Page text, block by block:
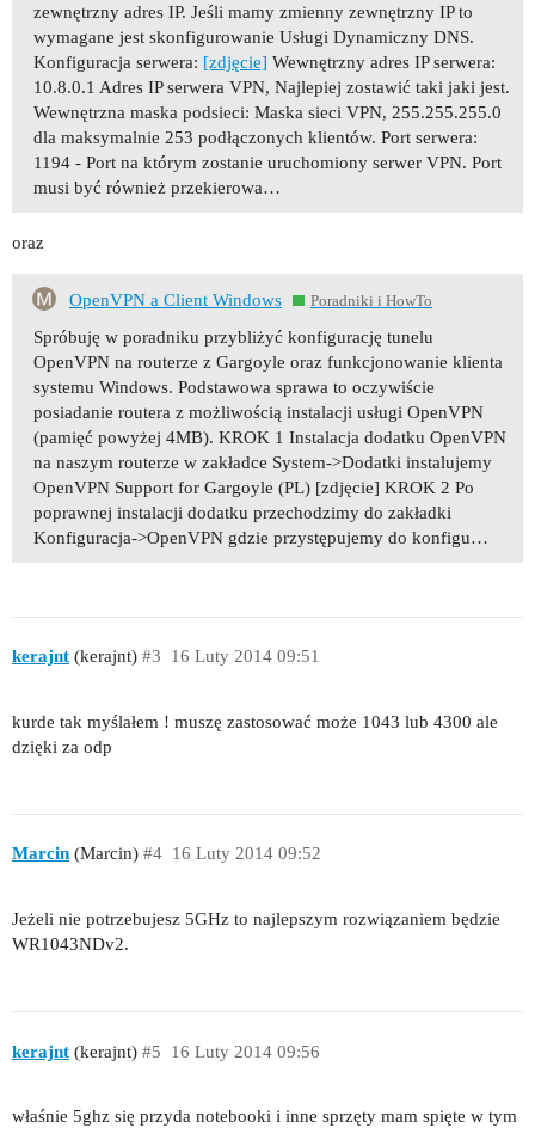
zewnętrzny adres IP. Jeśli mamy zmienny zewnętrzny IP to
wymagane jest skonfigurowanie Usługi Dynamiczny DNS.
Konfiguracja serwera: [zdjęcie] Wewnętrzny adres IP serwera:
10.8.0.1 Adres IP serwera VPN, Najlepiej zostawić taki jaki jest.
Wewnętrzna maska podsieci: Maska sieci VPN, 255.255.255.0
dla maksymalnie 253 podłączonych klientów. Port serwera:
1194 - Port na którym zostanie uruchomiony serwer VPN. Port
musi być również przekierowa…
oraz
OpenVPN a Client Windows Poradniki i HowTo
Spróbuję w poradniku przybliżyć konfigurację tunelu
OpenVPN na routerze z Gargoyle oraz funkcjonowanie klienta
systemu Windows. Podstawowa sprawa to oczywiście
posiadanie routera z możliwością instalacji usługi OpenVPN
(pamięć powyżej 4MB). KROK 1 Instalacja dodatku OpenVPN
na naszym routerze w zakładce System->Dodatki instalujemy
OpenVPN Support for Gargoyle (PL) [zdjęcie] KROK 2 Po
poprawnej instalacji dodatku przechodzimy do zakładki
Konfiguracja->OpenVPN gdzie przystępujemy do konfigu…
kerajnt (kerajnt) 16 Luty 2014 09:51
#3
kurde tak myślałem ! muszę zastosować może 1043 lub 4300 ale
dzięki za odp
Marcin (Marcin) 16 Luty 2014 09:52
#4
Jeżeli nie potrzebujesz 5GHz to najlepszym rozwiązaniem będzie
WR1043NDv2.
kerajnt (kerajnt) 16 Luty 2014 09:56
#5
właśnie 5ghz się przyda notebooki i inne sprzęty mam spięte w tym